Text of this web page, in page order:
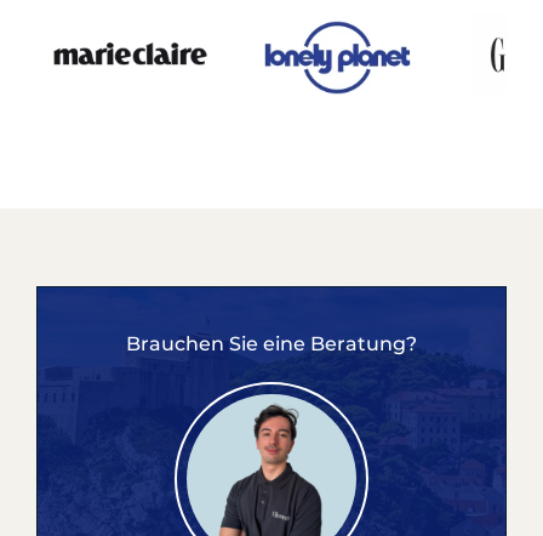
Brauchen Sie eine Beratung?